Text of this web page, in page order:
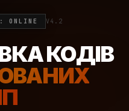
ONLINE V4.2
КОДІВ